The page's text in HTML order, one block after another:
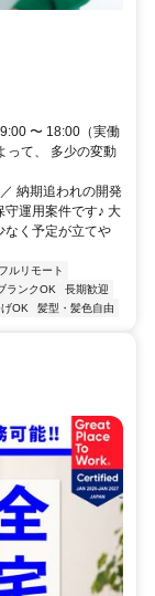
〜 18:00（実働
って、 多少の変動
納期追われの開発
守運用案件です♪ 大
なく予定が立てや
フルリモート
ランクOK
長期歓迎
OK 髪型・髪色自由